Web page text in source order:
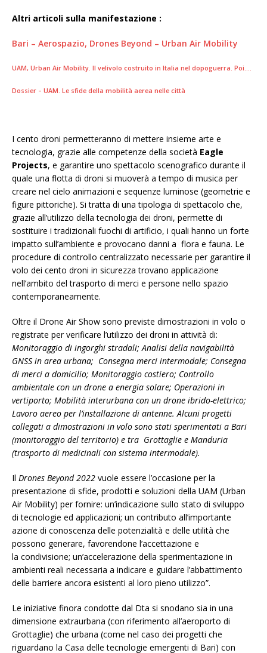
Altri articoli sulla manifestazione :
Bari – Aerospazio, Drones Beyond – Urban Air Mobility
UAM, Urban Air Mobility. Il velivolo costruito in Italia nel dopoguerra. Poi….
Dossier – UAM. Le sfide della mobilità aerea nelle città
I cento droni permetteranno di mettere insieme arte e
tecnologia, grazie alle competenze della società Eagle
Projects, e garantire uno spettacolo scenografico durante il
quale una flotta di droni si muoverà a tempo di musica per
creare nel cielo animazioni e sequenze luminose (geometrie e
figure pittoriche). Si tratta di una tipologia di spettacolo che,
grazie all’utilizzo della tecnologia dei droni, permette di
sostituire i tradizionali fuochi di artificio, i quali hanno un forte
impatto sull’ambiente e provocano danni a flora e fauna. Le
procedure di controllo centralizzato necessarie per garantire il
volo dei cento droni in sicurezza trovano applicazione
nell’ambito del trasporto di merci e persone nello spazio
contemporaneamente.
Oltre il Drone Air Show sono previste dimostrazioni in volo o
registrate per verificare l’utilizzo dei droni in attività di:
Monitoraggio di ingorghi stradali; Analisi della navigabilità
GNSS in area urbana; Consegna merci intermodale; Consegna
di merci a domicilio; Monitoraggio costiero; Controllo
ambientale con un drone a energia solare; Operazioni in
vertiporto; Mobilità interurbana con un drone ibrido-elettrico;
Lavoro aereo per l’installazione di antenne. Alcuni progetti
collegati a dimostrazioni in volo sono stati sperimentati a Bari
(monitoraggio del territorio) e tra Grottaglie e Manduria
(trasporto di medicinali con sistema intermodale).
Il Drones Beyond 2022 vuole essere l’occasione per la
presentazione di sfide, prodotti e soluzioni della UAM (Urban
Air Mobility) per fornire: un’indicazione sullo stato di sviluppo
di tecnologie ed applicazioni; un contributo all’importante
azione di conoscenza delle potenzialità e delle utilità che
possono generare, favorendone l’accettazione e
la condivisione; un’accelerazione della sperimentazione in
ambienti reali necessaria a indicare e guidare l’abbattimento
delle barriere ancora esistenti al loro pieno utilizzo”.
Le iniziative finora condotte dal Dta si snodano sia in una
dimensione extraurbana (con riferimento all’aeroporto di
Grottaglie) che urbana (come nel caso dei progetti che
riguardano la Casa delle tecnologie emergenti di Bari) con